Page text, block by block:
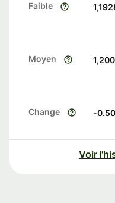
Faible
Moyen
Change -0.50
Voir